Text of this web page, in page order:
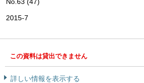
2015-7
この資料は貸出できません
詳しい情報を表示する